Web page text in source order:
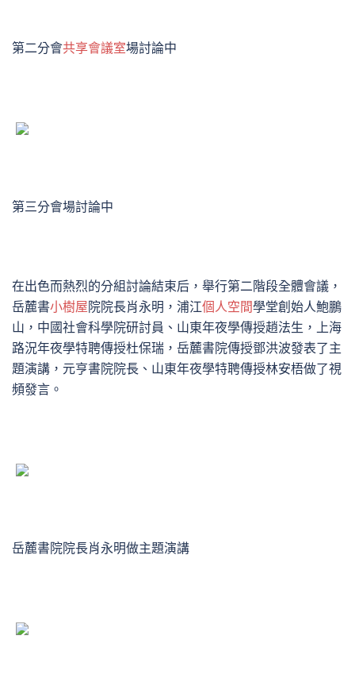
第二分會共享會議室場討論中
第三分會場討論中
在出色而熱烈的分組討論結束后，舉行第二階段全體會議，
岳麓書小樹屋院院長肖永明，浦江個人空間學堂創始人鮑鵬
山，中國社會科學院研討員、山東年夜學傳授趙法生，上海
路況年夜學特聘傳授杜保瑞，岳麓書院傳授鄧洪波發表了主
題演講，元亨書院院長、山東年夜學特聘傳授林安梧做了視
頻發言。
岳麓書院院長肖永明做主題演講